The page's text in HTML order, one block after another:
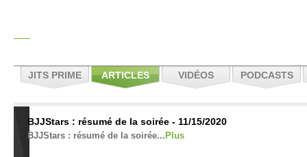
JITS PRIME ARTICLES VIDÉOS PODCASTS
BJJStars : résumé de la soirée - 11/15/2020
BJJStars : résumé de la soirée... Plus